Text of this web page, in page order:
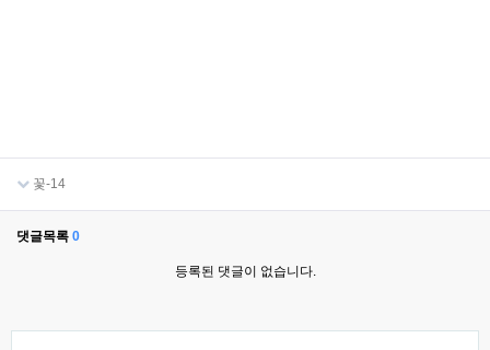
꽃-14
댓글목록 0
등록된 댓글이 없습니다.